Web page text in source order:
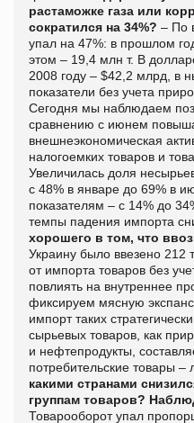
растаможке газа или
сократился на 34%? – По
упал на 47%: в прошлом
этом – 19,4 млн т. В
2008 году – $42,2 млрд, в
показатели без учета
Сегодня мы наблюдаем
сравнению с июнем
внешнеэкономическая
налогоемких товаров и
Увеличилась доля
с 48% в январе до 69% в
показателям – с 14% до
темпы падения импорта
хорошего в том, что
Украину было ввезено 212
от импорта товаров без
повлиять на внутреннее
фиксируем мясную
импорт таких
сырьевых товаров, как
и нефтепродукты,
потребительские товары –
какими странами
группам товаров?
Товарооборот упал